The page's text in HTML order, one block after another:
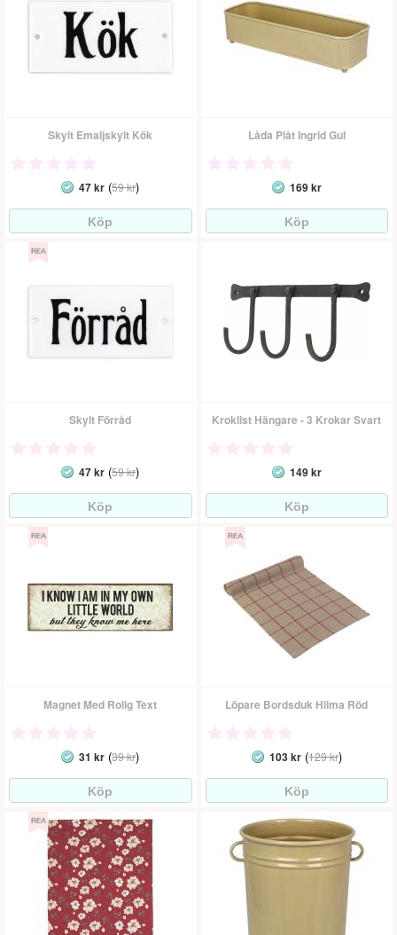
Skylt Emaljskylt Kök
47 kr (59 kr)
Låda Plåt Ingrid Gul
169 kr
Skylt Förråd
47 kr (59 kr)
Kroklist Hängare - 3 Krokar Svart
149 kr
Magnet Med Rolig Text
31 kr (39 kr)
Löpare Bordsduk Hilma Röd
103 kr(129 kr)